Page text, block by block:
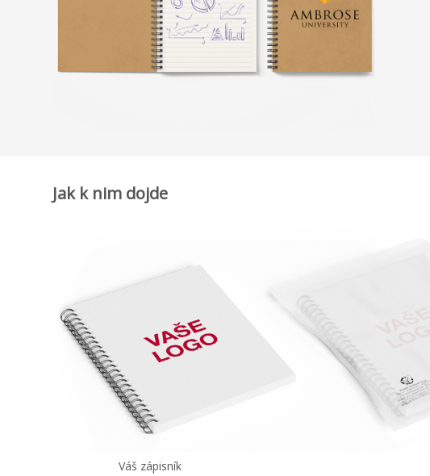
Jak k nim dojde
Váš zápisník